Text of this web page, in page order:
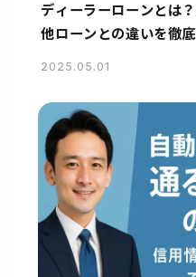
ディーラーローンとは
他ローンとの違いを徹
2025.05.01